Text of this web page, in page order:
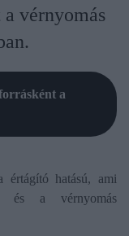
vérnyomás
a
értágító hatású, ami
és a vérnyomás